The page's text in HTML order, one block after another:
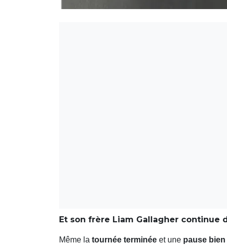
Et son frère Liam Gallagher continue
Même la tournée terminée et une pause